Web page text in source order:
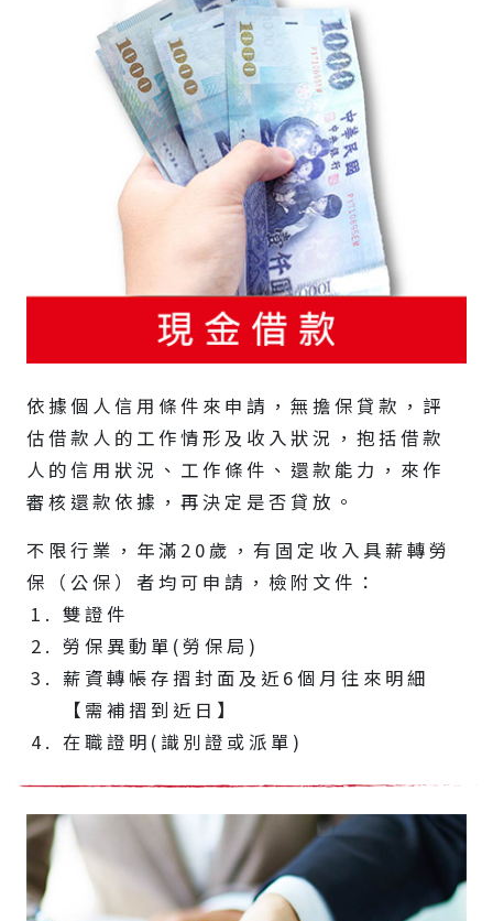
依據個人信用條件來申請，無擔保貸款，評
估借款人的工作情形及收入狀況，抱括借款
人的信用狀況、工作條件、還款能力，來作
審核還款依據，再決定是否貸放。
不限行業，年滿20歲，有固定收入具薪轉勞
保（公保）者均可申請，檢附文件：
雙證件
勞保異動單(勞保局)
薪資轉帳存摺封面及近6個月往來明細
【需補摺到近日】
在職證明(識別證或派單)